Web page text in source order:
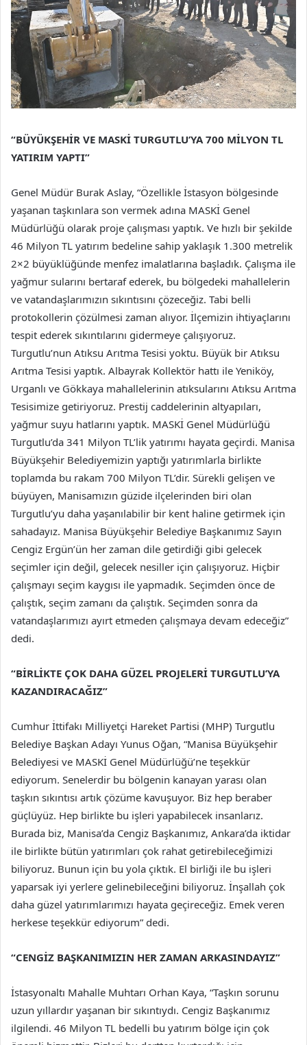
“BÜYÜKŞEHİR VE MASKİ TURGUTLU’YA 700 MİLYON TL
YATIRIM YAPTI”
Genel Müdür Burak Aslay, “Özellikle İstasyon bölgesinde
yaşanan taşkınlara son vermek adına MASKİ Genel
Müdürlüğü olarak proje çalışması yaptık. Ve hızlı bir şekilde
46 Milyon TL yatırım bedeline sahip yaklaşık 1.300 metrelik
2×2 büyüklüğünde menfez imalatlarına başladık. Çalışma ile
yağmur sularını bertaraf ederek, bu bölgedeki mahallelerin
ve vatandaşlarımızın sıkıntısını çözeceğiz. Tabi belli
protokollerin çözülmesi zaman alıyor. İlçemizin ihtiyaçlarını
tespit ederek sıkıntılarını gidermeye çalışıyoruz.
Turgutlu’nun Atıksu Arıtma Tesisi yoktu. Büyük bir Atıksu
Arıtma Tesisi yaptık. Albayrak Kollektör hattı ile Yeniköy,
Urganlı ve Gökkaya mahallelerinin atıksularını Atıksu Arıtma
Tesisimize getiriyoruz. Prestij caddelerinin altyapıları,
yağmur suyu hatlarını yaptık. MASKİ Genel Müdürlüğü
Turgutlu’da 341 Milyon TL’lik yatırımı hayata geçirdi. Manisa
Büyükşehir Belediyemizin yaptığı yatırımlarla birlikte
toplamda bu rakam 700 Milyon TL’dir. Sürekli gelişen ve
büyüyen, Manisamızın güzide ilçelerinden biri olan
Turgutlu’yu daha yaşanılabilir bir kent haline getirmek için
sahadayız. Manisa Büyükşehir Belediye Başkanımız Sayın
Cengiz Ergün’ün her zaman dile getirdiği gibi gelecek
seçimler için değil, gelecek nesiller için çalışıyoruz. Hiçbir
çalışmayı seçim kaygısı ile yapmadık. Seçimden önce de
çalıştık, seçim zamanı da çalıştık. Seçimden sonra da
vatandaşlarımızı ayırt etmeden çalışmaya devam edeceğiz”
dedi.
“BİRLİKTE ÇOK DAHA GÜZEL PROJELERİ TURGUTLU’YA
KAZANDIRACAĞIZ”
Cumhur İttifakı Milliyetçi Hareket Partisi (MHP) Turgutlu
Belediye Başkan Adayı Yunus Oğan, “Manisa Büyükşehir
Belediyesi ve MASKİ Genel Müdürlüğü’ne teşekkür
ediyorum. Senelerdir bu bölgenin kanayan yarası olan
taşkın sıkıntısı artık çözüme kavuşuyor. Biz hep beraber
güçlüyüz. Hep birlikte bu işleri yapabilecek insanlarız.
Burada biz, Manisa’da Cengiz Başkanımız, Ankara’da iktidar
ile birlikte bütün yatırımları çok rahat getirebileceğimizi
biliyoruz. Bunun için bu yola çıktık. El birliği ile bu işleri
yaparsak iyi yerlere gelinebileceğini biliyoruz. İnşallah çok
daha güzel yatırımlarımızı hayata geçireceğiz. Emek veren
herkese teşekkür ediyorum” dedi.
“CENGİZ BAŞKANIMIZIN HER ZAMAN ARKASINDAYIZ”
İstasyonaltı Mahalle Muhtarı Orhan Kaya, “Taşkın sorunu
uzun yıllardır yaşanan bir sıkıntıydı. Cengiz Başkanımız
ilgilendi. 46 Milyon TL bedelli bu yatırım bölge için çok